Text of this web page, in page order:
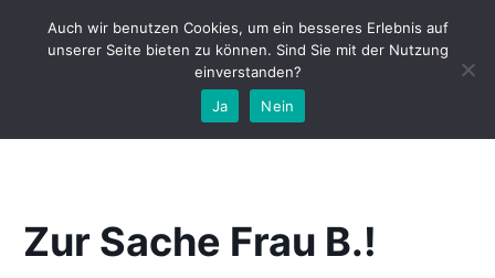
Alexandra Broneske & Stefanie Bremerich
Zur Sache Frau B.!
Auch wir benutzen Cookies, um ein besseres Erlebnis auf
unserer Seite bieten zu können. Sind Sie mit der Nutzung
einverstanden?
Ja
Nein